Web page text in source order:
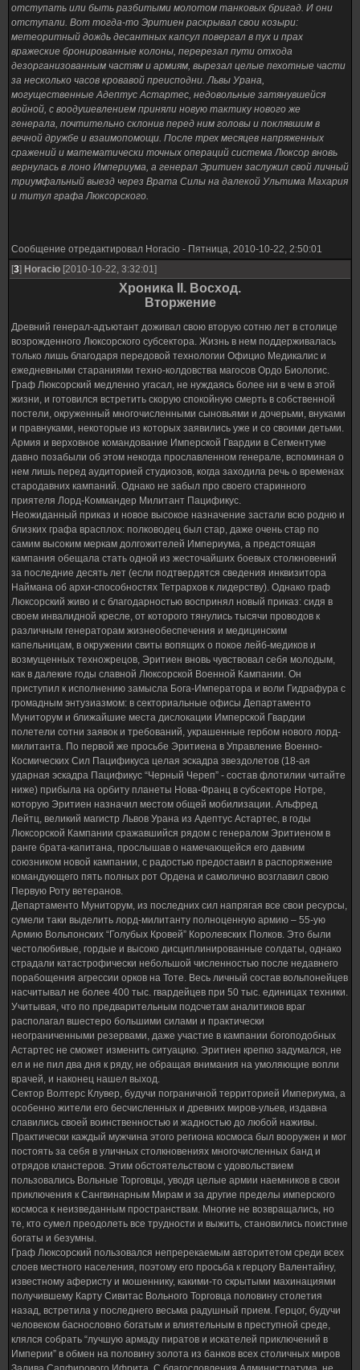
отступать или быть разбитыми молотом танковых бригад. И они
отступали. Вот тогда-то Эритиен раскрывал свои козыри:
метеоритный дождь десантных капсул повергал в пух и прах
вражеские бронированные колоны, перерезал пути отхода
дезорганизованным частям и армиям, вырезал целые пехотные части
за несколько часов кровавой преисподни. Львы Урана,
могущественные Адептус Астартес, недовольные затянувшейся
войной, с воодушевлением приняли новую тактику нового же
генерала, почтительно склонив перед ним головы и поклявшим в
вечной дружбе и взаимопомощи. После трех месяцев напряженных
сражений и математически точных операций система Люксор вновь
вернулась в лоно Империума, а генерал Эритиен заслужил свой личный
триумфальный выезд через Врата Силы на далекой Ультима Махария
и титул графа Люксорского.
Сообщение отредактировал Horacio - Пятница, 2010-10-22, 2:50:01
[3] Horacio [2010-10-22, 3:32:01]
Хроника II. Восход.
Вторжение
Древний генерал-адъютант доживал свою вторую сотню лет в столице
возрожденного Люксорского субсектора. Жизнь в нем поддерживалась
только лишь благодаря передовой технологии Официо Медикалис и
ежедневными стараниями техно-колдовства магосов Ордо Биологис.
Граф Люксорский медленно угасал, не нуждаясь более ни в чем в этой
жизни, и готовился встретить скорую спокойную смерть в собственной
постели, окруженный многочисленными сыновьями и дочерьми, внуками
и правнуками, некоторые из которых заявились уже и со своими детьми.
Армия и верховное командование Имперской Гвардии в Сегментуме
давно позабыли об этом некогда прославленном генерале, вспоминая о
нем лишь перед аудиторией студиозов, когда заходила речь о временах
стародавних кампаний. Однако не забыл про своего старинного
приятеля Лорд-Коммандер Милитант Пацификус.
Неожиданный приказ и новое высокое назначение застали всю родню и
близких графа врасплох: полководец был стар, даже очень стар по
самим высоким меркам долгожителей Империума, а предстоящая
кампания обещала стать одной из жесточайших боевых столкновений
за последние десять лет (если подтвердятся сведения инквизитора
Наймана об архи-способностях Тетрархов к лидерству). Однако граф
Люксорский живо и с благодарностью воспринял новый приказ: сидя в
своем инвалидной кресле, от которого тянулись тысячи проводов к
различным генераторам жизнеобеспечения и медицинским
капельницам, в окружении свиты вопящих о покое лейб-медиков и
возмущенных техножрецов, Эритиен вновь чувствовал себя молодым,
как в далекие годы славной Люксорской Военной Кампании. Он
приступил к исполнению замысла Бога-Императора и воли Гидрафура с
громадным энтузиазмом: в секториальные офисы Департаменто
Муниторум и ближайшие места дислокации Имперской Гвардии
полетели сотни заявок и требований, украшенные гербом нового лорд-
милитанта. По первой же просьбе Эритиена в Управление Военно-
Космических Сил Пацификуса целая эскадра звездолетов (18-ая
ударная эскадра Пацификус “Черный Череп” - состав флотилии читайте
ниже) прибыла на орбиту планеты Нова-Франц в субсекторе Нотре,
которую Эритиен назначил местом общей мобилизации. Альфред
Лейтц, великий магистр Львов Урана из Адептус Астартес, в годы
Люксорской Кампании сражавшийся рядом с генералом Эритиеном в
ранге брата-капитана, прослышав о намечающейся его давним
союзником новой кампании, с радостью предоставил в распоряжение
командующего пять полных рот Ордена и самолично возглавил свою
Первую Роту ветеранов.
Департаменто Муниторум, из последних сил напрягая все свои ресурсы,
сумели таки выделить лорд-милитанту полноценную армию – 55-ую
Армию Вольпонских “Голубых Кровей” Королевских Полков. Это были
честолюбивые, гордые и высоко дисциплинированные солдаты, однако
страдали катастрофически небольшой численностью после недавнего
порабощения агрессии орков на Тоте. Весь личный состав вольпонейцев
насчитывал не более 400 тыс. гвардейцев при 50 тыс. единицах техники.
Учитывая, что по предварительным подсчетам аналитиков враг
располагал вшестеро большими силами и практически
неограниченными резервами, даже участие в кампании богоподобных
Астартес не сможет изменить ситуацию. Эритиен крепко задумался, не
ел и не пил два дня к ряду, не обращая внимания на умоляющие вопли
врачей, и наконец нашел выход.
Сектор Волтерс Клувер, будучи пограничной территорией Империума, а
особенно жители его бесчисленных и древних миров-ульев, издавна
славились своей воинственностью и жадностью до любой наживы.
Практически каждый мужчина этого региона космоса был вооружен и мог
постоять за себя в уличных столкновениях многочисленных банд и
отрядов кланстеров. Этим обстоятельством с удовольствием
пользовались Вольные Торговцы, уводя целые армии наемников в свои
приключения к Сангвинарным Мирам и за другие пределы имперского
космоса к неизведанным пространствам. Многие не возвращались, но
те, кто сумел преодолеть все трудности и выжить, становились поистине
богаты и безумны.
Граф Люксорский пользовался непререкаемым авторитетом среди всех
слоев местного населения, поэтому его просьба к герцогу Валентайну,
известному аферисту и мошеннику, какими-то скрытыми махинациями
получившему Карту Сивитас Вольного Торговца половину столетия
назад, встретила у последнего весьма радушный прием. Герцог, будучи
человеком баснословно богатым и влиятельным в преступной среде,
клялся собрать “лучшую армаду пиратов и искателей приключений в
Империи” в обмен на половину золота из банков всех столичных миров